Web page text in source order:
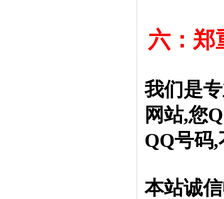
六：郑
我们是
网站,您
QQ号码
本站诚